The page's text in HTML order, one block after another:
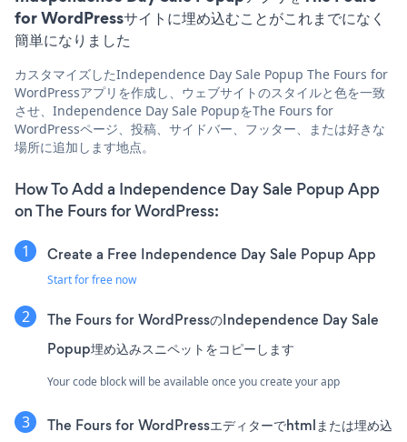
for WordPressサイトに埋め込むことがこれまでになく
簡単になりました
カスタマイズしたIndependence Day Sale Popup The Fours for
WordPressアプリを作成し、ウェブサイトのスタイルと色を一致
させ、Independence Day Sale PopupをThe Fours for
WordPressページ、投稿、サイドバー、フッター、または好きな
場所に追加します地点。
How To Add a Independence Day Sale Popup App
on The Fours for WordPress:
Create a Free Independence Day Sale Popup App
Start for free now
The Fours for WordPressのIndependence Day Sale
Popup埋め込みスニペットをコピーします
Your code block will be available once you create your app
The Fours for WordPressエディターでhtmlまたは埋め込